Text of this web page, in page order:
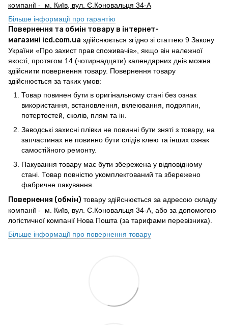
компанії - м. Київ, вул. Є.Коновальця 34-А
Більше інформації про гарантію
Повернення та обмін товару в інтернет-
магазині icd.com.ua здійснюється згідно зі статтею 9 Закону
України «Про захист прав споживачів», якщо він належної
якості, протягом 14 (чотирнадцяти) календарних днів можна
здійснити повернення товару. Повернення товару
здійснюється за таких умов:
Товар повинен бути в оригінальному стані без ознак
використання, встановлення, вклеювання, подряпин,
потертостей, сколів, плям та ін.
Заводські захисні плівки не повинні бути зняті з товару, на
запчастинах не повинно бути слідів клею та інших ознак
самостійного ремонту.
Пакування товару має бути збережена у відповідному
стані. Товар повністю укомплектований та збережено
фабричне пакування.
Повернення (обмін) товару здійснюється за адресою складу
компанії - м. Київ, вул. Є.Коновальця 34-А, або за допомогою
логістичної компанії Нова Пошта (за тарифами перевізника).
Більше інформації про повернення товару